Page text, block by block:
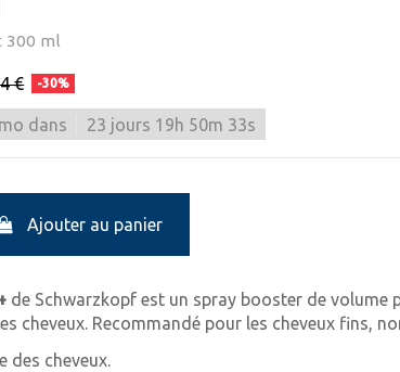
300 ml
€ -30%
dans 23 jours 19h 50m 32s
Ajouter au panier
de Schwarzkopf est un spray booster de volume
cheveux. Recommandé pour les cheveux fins,
des cheveux.